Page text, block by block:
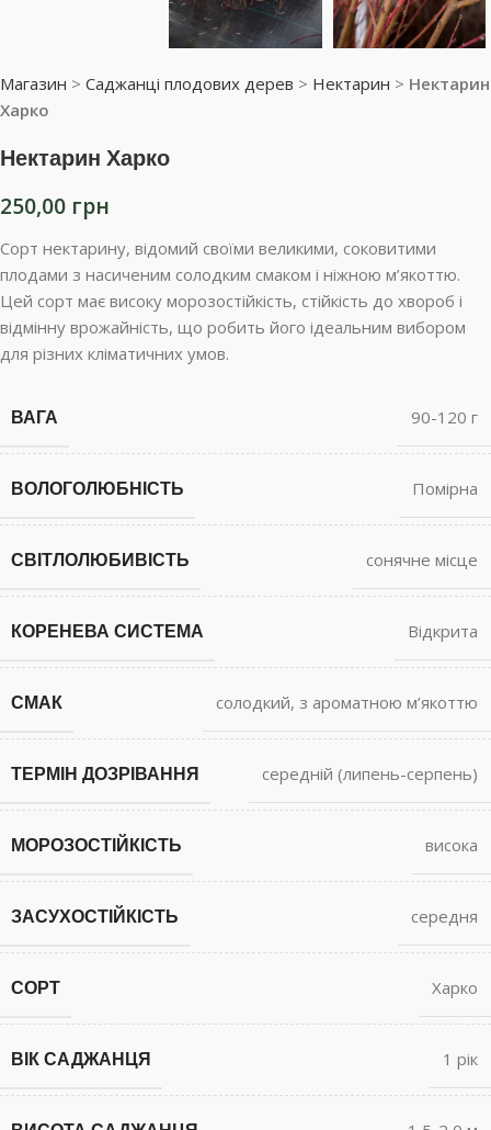
Магазин > Саджанці плодових дерев > Нектарин > Нектарин
Харко
Нектарин Харко
250,00 грн
Сорт нектарину, відомий своїми великими, соковитими
плодами з насиченим солодким смаком і ніжною м’якоттю.
Цей сорт має високу морозостійкість, стійкість до хвороб і
відмінну врожайність, що робить його ідеальним вибором
для різних кліматичних умов.
ВАГА 90-120 г
ВОЛОГОЛЮБНІСТЬ Помірна
СВІТЛОЛЮБИВІСТЬ сонячне місце
КОРЕНЕВА СИСТЕМА Відкрита
СМАК солодкий, з ароматною м’якоттю
ТЕРМІН ДОЗРІВАННЯ середній (липень-серпень)
МОРОЗОСТІЙКІСТЬ висока
ЗАСУХОСТІЙКІСТЬ середня
СОРТ Харко
ВІК САДЖАНЦЯ 1 рік